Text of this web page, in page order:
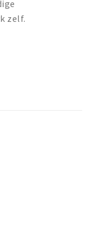
zelf.